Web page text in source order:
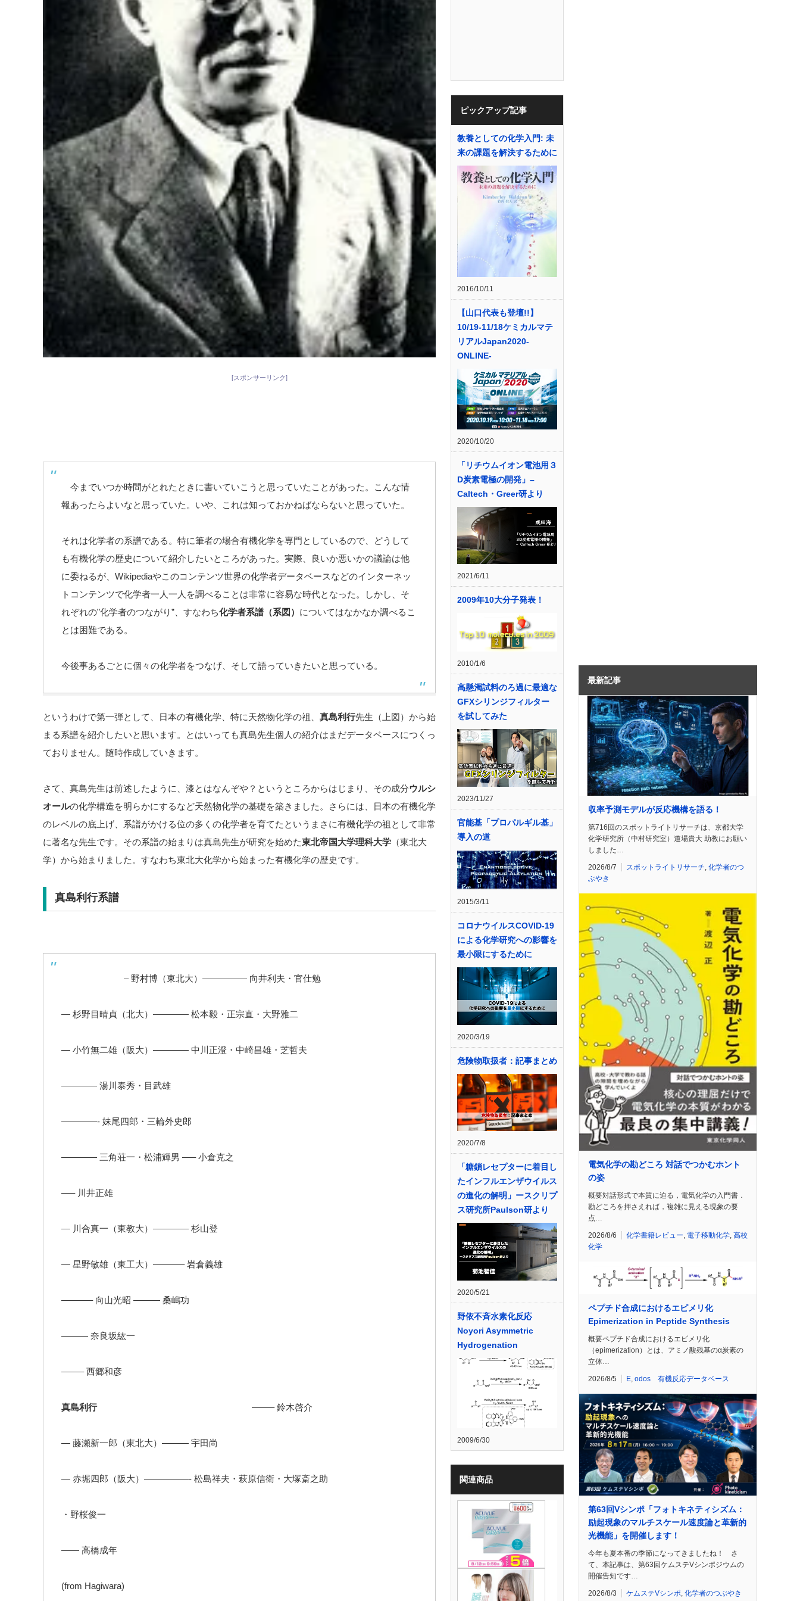
[スポンサーリンク]
今までいつか時間がとれたときに書いていこうと思っていたことがあった。こんな情
報あったらよいなと思っていた。いや、これは知っておかねばならないと思っていた。
それは化学者の系譜である。特に筆者の場合有機化学を専門としているので、どうして
も有機化学の歴史について紹介したいところがあった。実際、良いか悪いかの議論は他
に委ねるが、Wikipediaやこのコンテンツ世界の化学者データベースなどのインターネッ
トコンテンツで化学者一人一人を調べることは非常に容易な時代となった。しかし、そ
れぞれの”化学者のつながり”、すなわち化学者系譜（系図） についてはなかなか調べるこ
とは困難である。
今後事あるごとに個々の化学者をつなげ、そして語っていきたいと思っている。
というわけで第一弾として、日本の有機化学、特に天然物化学の祖、 真島利行先生（上図）から始
まる系譜を紹介したいと思います。とはいっても真島先生個人の紹介はまだデータベースにつくっ
ておりません。随時作成していきます。
さて、真島先生は前述したように、漆とはなんぞや？というところからはじまり、その成分ウルシ
オールの化学構造を明らかにするなど天然物化学の基礎を築きました。さらには、日本の有機化学
のレベルの底上げ、系譜がかける位の多くの化学者を育てたというまさに有機化学の祖として非常
に著名な先生です。その系譜の始まりは真島先生が研究を始めた東北帝国大学理科大学 （東北大
学）から始まりました。すなわち東北大化学から始まった有機化学の歴史です。
真島利行系譜
– 野村博（東北大）————— 向井利夫・官仕勉
— 杉野目晴貞（北大）———— 松本毅・正宗直・大野雅二
— 小竹無二雄（阪大）———— 中川正澄・中崎昌雄・芝哲夫
———— 湯川泰秀・目武雄
————- 妹尾四郎・三輪外史郎
———— 三角荘一・松浦輝男 —– 小倉克之
—– 川井正雄
— 川合真一（東教大）———— 杉山登
— 星野敏雄（東工大）———– 岩倉義雄
———– 向山光昭 ——— 桑嶋功
——— 奈良坂紘一
——– 西郷和彦
真島利行——– 鈴木啓介
— 藤瀬新一郎（東北大）——— 宇田尚
— 赤堀四郎（阪大）—————- 松島祥夫・萩原信衛・大塚斎之助
・野桜俊一
—— 高橋成年
(from Hagiwara)
ピックアップ記事
教養としての化学入門: 未
来の課題を解決するために
2016/10/11
【山口代表も登壇!!】
10/19-11/18ケミカルマテ
リアルJapan2020-
ONLINE-
2020/10/20
「リチウムイオン電池用３
D炭素電極の開発」–
Caltech・Greer研より
2021/6/11
2009年10大分子発表！
2010/1/6
高懸濁試料のろ過に最適な
GFXシリンジフィルター
を試してみた
2023/11/27
官能基「プロパルギル基」
導入の道
2015/3/11
コロナウイルスCOVID-19
による化学研究への影響を
最小限にするために
2020/3/19
危険物取扱者：記事まとめ
2020/7/8
「糖鎖レセプターに着目し
たインフルエンザウイルス
の進化の解明」ースクリプ
ス研究所Paulson研より
2020/5/21
野依不斉水素化反応
Noyori Asymmetric
Hydrogenation
2009/6/30
関連商品
最新記事
収率予測モデルが反応機構を語る！
第716回のスポットライトリサーチは、京都大学
化学研究所（中村研究室）道場貴大 助教にお願い
しました…
2026/8/7 スポットライトリサーチ 化学者のつ
ぶやき
電気化学の勘どころ 対話でつかむホント
の姿
概要対話形式で本質に迫る，電気化学の入門書．
勘どころを押さえれば，複雑に見える現象の要
点…
2026/8/6 化学書籍レビュー 電子移動化学 高校
化学
ペプチド合成におけるエピメリ化
Epimerization in Peptide Synthesis
概要ペプチド合成におけるエピメリ化
（epimerization）とは、アミノ酸残基のα炭素の
立体…
2026/8/5 E odos 有機反応データベース
第63回Vシンポ「フォトキネティシズム：
励起現象のマルチスケール速度論と革新的
光機能」を開催します！
今年も夏本番の季節になってきましたね！ さ
て、本記事は、第63回ケムステVシンポジウムの
開催告知です…
2026/8/3 ケムステVシンポ, 化学者のつぶやき